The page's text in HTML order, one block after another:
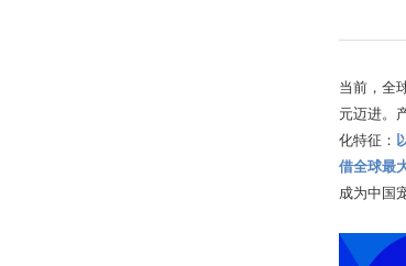
当前，全
元迈进。
化特征：
借全球最
成为中国